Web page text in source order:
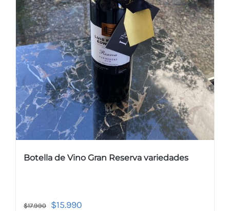
Botella de Vino Gran Reserva variedades
$17.990 $15.990